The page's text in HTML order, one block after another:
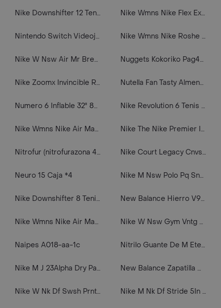
Nike Downshifter 12 Tenis negro de hombre para correr Nike Wmns Nike Flex Experience Rn 6 Tenis rosado de mujer para correr
Nintendo Switch Videojuego Animal Crossing New Horizons Nike Wmns Nike Roshe One Tenis naranja de mujer lifestyle
Nike W Nsw Air Mr Breakaway Pant Pantalón blanco de mujer lifestyle Nuggets Kokoriko Pag48llev60*90gr
Nike Zoomx Invincible Run Fk 3 Tenis rojo de hombre para correr Nutella Fan Tasty Almendras 1 U
Numero 6 Inflable 32" 82 Cms Oro Rosa Nike Revolution 6 Tenis negro de hombre para correr
Nike Wmns Nike Air Max Advantage Tenis azul de mujer para correr Nike The Nike Premier Iii Fg Tenis De Hombre Para Futbol
Nitrofur (nitrofurazona 40g Nike Court Legacy Cnvs Mid Tenis negro de hombre lifestyle
Neuro 15 Caja *4 Nike M Nsw Polo Pq Snkr Snl Polo blanco de hombre lifestyle
Nike Downshifter 8 Tenis azul de hombre para correr New Balance Hierro V9 Tenis multicolor de mujer para outdoor
Nike Wmns Nike Air Max Ap Tenis beige de mujer lifestyle Nike W Nsw Gym Vntg Pant Pantalón negro de mujer lifestyle
Naipes A018-aa-1c Nitrilo Guante De M Eter Cj X 100
Nike M J 23Alpha Dry Pant Pantalón gris de hombre lifestyle New Balance Zapatilla De Mujer Wz501Msb Tenis rosado de mujer lifestyle
Nike W Nk Df Swsh Prnt Crop Tank Camiseta Manga Sisa morado de mujer para correr Nike M Nk Df Stride 5In Bf Shrt Pantaloneta azul de hombre para correr